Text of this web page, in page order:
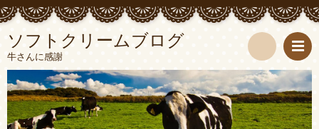
ソフトクリームブログ
牛さんに感謝
検
索